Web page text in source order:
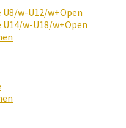
U8/w-U12/w+Open
U14/w-U18/w+Open